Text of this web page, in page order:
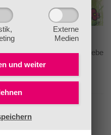
Externe
Medien
und weiter
BABLÜMCHEN®
BaBlümchen® Postkarte –
„Schenke Lebensfreude, Liebe
& ein Lächeln“